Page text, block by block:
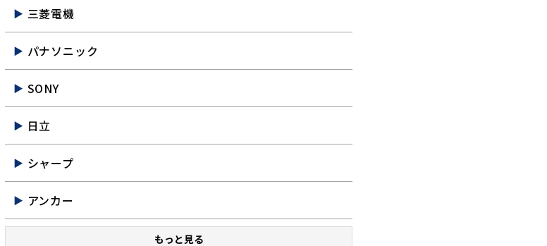
三菱電機
パナソニック
SONY
日立
シャープ
アンカー
もっと見る